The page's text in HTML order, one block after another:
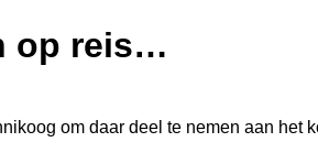
op reis…
om daar deel te nemen aan het